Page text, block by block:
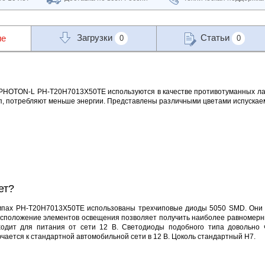
Загрузки 0 Статьи 0
L PH-T20H7013X50TE используются в качестве противотуманных
меньше энергии. Представлены различными цветами
PH-T20H7013X50TE использованы трехчиповые диоды 5050 SMD.
элементов освещения позволяет получить наиболее
для питания от сети 12 В. Светодиоды подобного типа
к стандартной автомобильной сети в 12 В. Цоколь стандартный H7.